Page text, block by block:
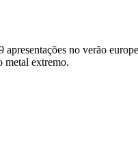
no verão
metal extremo.